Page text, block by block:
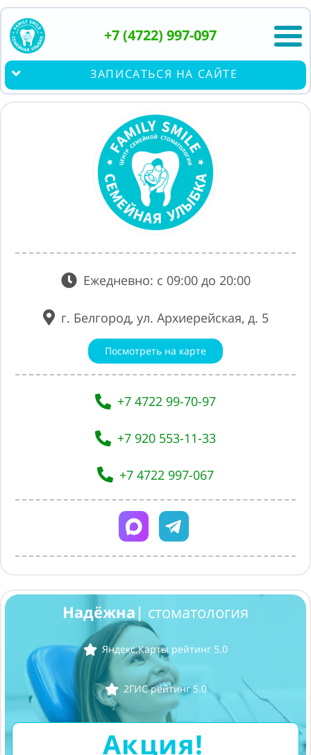
+7 (4722) 997-097
ЗАПИСАТЬСЯ НА САЙТЕ
Ежедневно: с 09:00 до 20:00
г. Белгород, ул. Архиерейская, д. 5
Посмотреть на карте
+7 4722 99-70-97
+7 920 553-11-33
+7 4722 997-067
Надёжная стоматология
Яндекс.Карты рейтинг 5.0
2ГИС рейтинг 5.0
Акция!